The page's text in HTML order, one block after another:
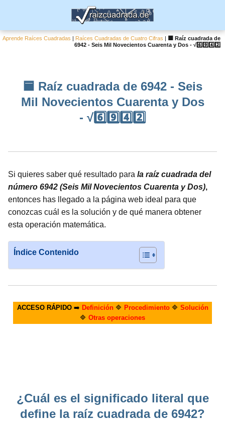
Aprende Raíces Cuadradas | Raíces Cuadradas de Cuatro Cifras |
🟦 Raíz cuadrada de
6942 - Seis Mil Novecientos Cuarenta y Dos - √6️⃣9️⃣4️⃣2️⃣
🟦 Raíz cuadrada de 6942 - Seis
Mil Novecientos Cuarenta y Dos
- √6️⃣9️⃣4️⃣2️⃣
Si quieres saber qué resultado para la raíz cuadrada del
número 6942 (Seis Mil Novecientos Cuarenta y Dos),
entonces has llegado a la página web ideal para que
conozcas cuál es la solución y de qué manera obtener
esta operación matemática.
Índice Contenido
ACCESO RÁPIDO➡️ Definición🔷 Procedimiento🔷 Solución
🔷 Otras operaciones
¿Cuál es el significado literal que
define la raíz cuadrada de 6942?